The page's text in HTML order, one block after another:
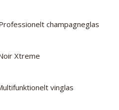
champagneglas
Xtreme
vinglas